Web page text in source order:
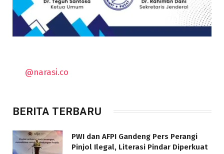
@narasi.co
BERITA TERBARU
PWI dan AFPI Gandeng Pers Perangi
Pinjol Ilegal, Literasi Pindar Diperkuat